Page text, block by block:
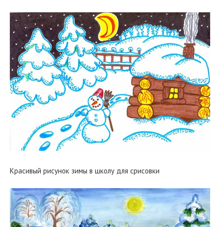
Красивый рисунок зимы в школу для срисовки